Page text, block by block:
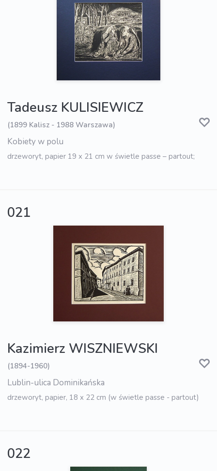
Tadeusz KULISIEWICZ
(1899 Kalisz - 1988 Warszawa)
Kobiety w polu
drzeworyt, papier 19 x 21 cm w świetle passe – partout;
021
Kazimierz WISZNIEWSKI
(1894-1960)
Lublin-ulica Dominikańska
drzeworyt, papier, 18 x 22 cm (w świetle passe - partout)
022